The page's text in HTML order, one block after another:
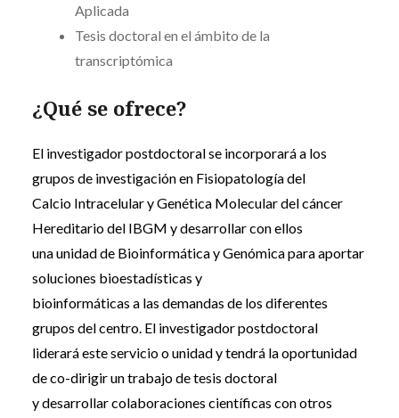
Aplicada
Tesis doctoral en el ámbito de la
transcriptómica
¿Qué se ofrece?
El investigador postdoctoral se incorporará a los
grupos de investigación en Fisiopatología del
Calcio Intracelular y Genética Molecular del cáncer
Hereditario del IBGM y desarrollar con ellos
una unidad de Bioinformática y Genómica para aportar
soluciones bioestadísticas y
bioinformáticas a las demandas de los diferentes
grupos del centro. El investigador postdoctoral
liderará este servicio o unidad y tendrá la oportunidad
de co-dirigir un trabajo de tesis doctoral
y desarrollar colaboraciones científicas con otros